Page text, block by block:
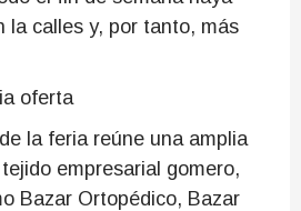
la calles y, por tanto, más
oferta
la feria reúne una amplia
empresarial gomero,
Bazar Ortopédico, Bazar